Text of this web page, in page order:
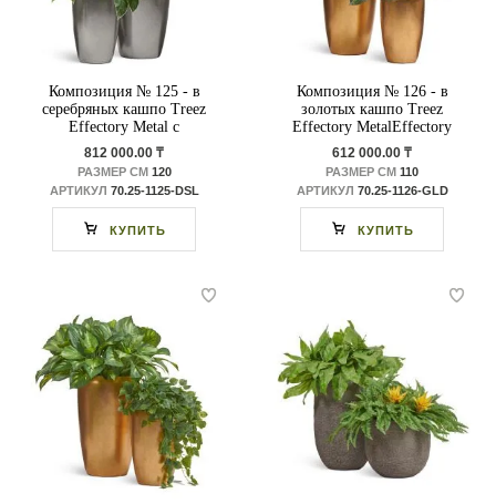
Композиция № 125 - в
серебряных кашпо Treez
Effectory Metal с
папоротником и
аглаонемой
812 000.00 ₸
РАЗМЕР СМ 120
АРТИКУЛ 70.25-1125-DSL
КУПИТЬ
Композиция № 126 - в
золотых кашпо Treez
Effectory MetalEffectory
Metal с хостами
612 000.00 ₸
РАЗМЕР СМ 110
АРТИКУЛ 70.25-1126-GLD
КУПИТЬ